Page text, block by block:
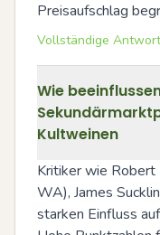
Preisaufschlag
Vollständige
Wie
Kultweinen
Kritiker wie
WA), James
starken Einfluss